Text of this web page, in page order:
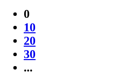
0
10
20
30
...